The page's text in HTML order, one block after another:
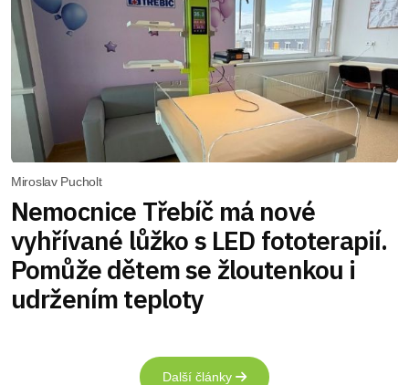
Miroslav Pucholt
Nemocnice Třebíč má nové
vyhřívané lůžko s LED fototerapií.
Pomůže dětem se žloutenkou i
udržením teploty
Další články